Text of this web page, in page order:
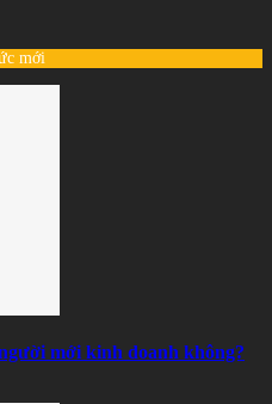
mới
mới kinh doanh không?